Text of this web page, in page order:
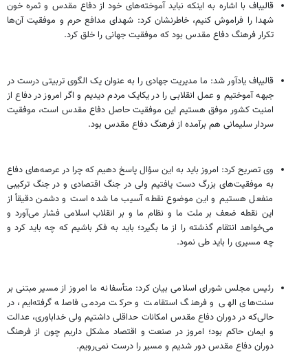
قالیباف با اشاره به اینکه نباید آموخته‌های خود از دفاع مقدس و ثمره خون
شهدا را فراموش کنیم، خاطرنشان کرد: شهدای مدافع حرم و موفقیت آن‌ها
تکرار فرهنگ دفاع مقدس بود که موفقیت جهانی را خلق کرد.
قالیباف یادآور شد: ما مدیریت جهادی را به عنوان یک الگوی تربیتی درست در
جبهه آموختیم و عمل انقلابی را در یکایک مردم دیدیم و اگر امروز در دفاع از
امنیت کشور موفق هستیم این موفقیت حاصل دفاع مقدس است، موفقیت
سردار سلیمانی هم برآمده از فرهنگ دفاع مقدس بود.
وی تصریح کرد: امروز باید به این سؤال پاسخ دهیم که چرا در عرصه‌های دفاع
به موفقیت‌های بزرگ دست یافتیم ولی در جنگ اقتصادی و در جنگ ترکیبی
منفعل هستیم و این موضوع نقطه آسیب ما شده است و دشمن دقیقاً از
این نقطه ضعف بر ملت ما و نظام ما و بر انقلاب اسلامی فشار می‌آورد و
می‌خواهد انتقام گذشته را از ما بگیرد؛ باید به فکر باشیم که چه باید کرد و
چه مسیری را باید طی نمود.
رئیس مجلس شورای اسلامی بیان کرد: متأسفانه ما امروز از مسیر مبتنی بر
سنت‌های الهی و فرهنگ استقامت و حرکت مردمی فاصله گرفته‌ایم، در
حالی‌که در دوران دفاع مقدس امکانات حداقلی داشتیم ولی خداباوری، عدالت
و ایمان حاکم بود؛ امروز در صنعت و اقتصاد مشکل داریم چون از فرهنگ
دوران دفاع مقدس دور شدیم و مسیر را درست نمی‌رویم.